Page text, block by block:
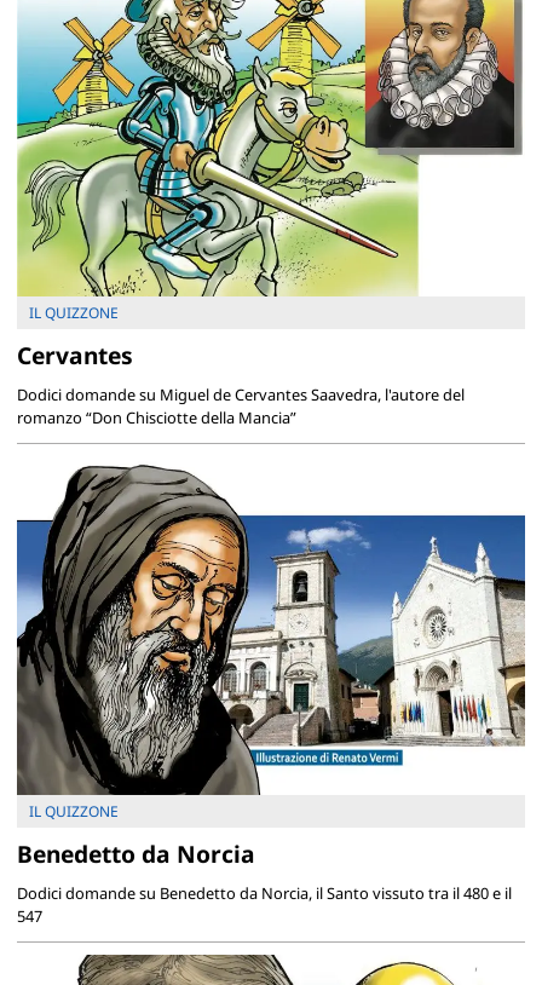
IL QUIZZONE
Cervantes
Dodici domande su Miguel de Cervantes Saavedra, l'autore del
romanzo “Don Chisciotte della Mancia”
IL QUIZZONE
Benedetto da Norcia
Dodici domande su Benedetto da Norcia, il Santo vissuto tra il 480 e il
547